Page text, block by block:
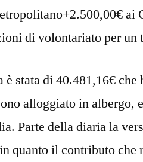
ai
di volontariato per un
è stata di 40.481,16€
alloggiato in albergo,
Parte della diaria la
quanto il contributo che